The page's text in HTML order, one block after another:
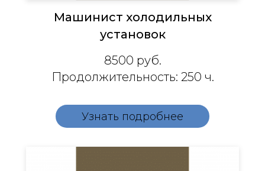
Машинист холодильных
установок
8500 руб.
Продолжительность: 250 ч.
Узнать подробнее